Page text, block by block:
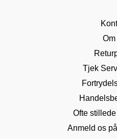
Tjek
Ofte
Anmeld os